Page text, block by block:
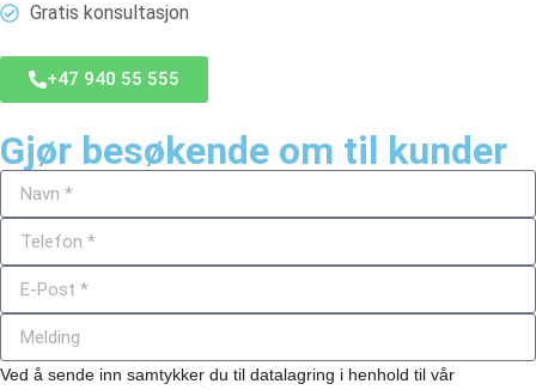
Gratis konsultasjon
+47 940 55 555
Gjør besøkende om til kunder
Ved å sende inn samtykker du til datalagring i henhold til vår